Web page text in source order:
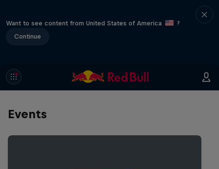
Want to see content from United States of America
?
Continue
Events